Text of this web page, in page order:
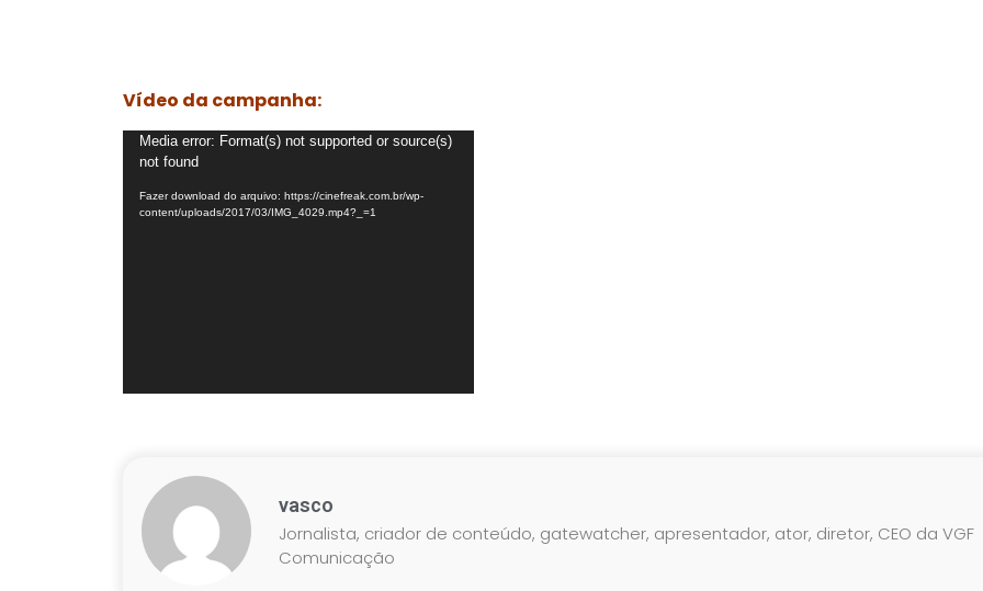
Vídeo da campanha:
Tocador
de
vídeo
Media error: Format(s) not supported or source(s)
not found
Fazer download do arquivo: https://cinefreak.com.br/wp-
content/uploads/2017/03/IMG_4029.mp4?_=1
vasco
Jornalista, criador de conteúdo, gatewatcher, apresentador, ator, diretor, CEO da VGF
Comunicação